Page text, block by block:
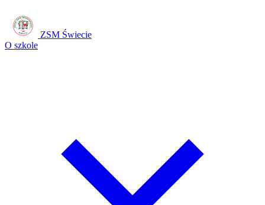
ZSM Świecie
O szkole